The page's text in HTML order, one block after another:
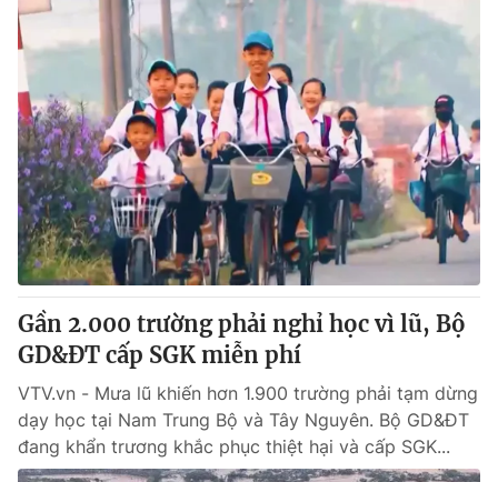
Gần 2.000 trường phải nghỉ học vì lũ, Bộ
GD&ĐT cấp SGK miễn phí
VTV.vn - Mưa lũ khiến hơn 1.900 trường phải tạm dừng
dạy học tại Nam Trung Bộ và Tây Nguyên. Bộ GD&ĐT
đang khẩn trương khắc phục thiệt hại và cấp SGK...